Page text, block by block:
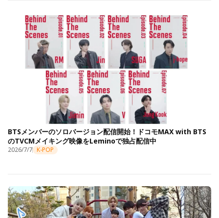
BTSメンバーのソロバージョン配信開始！ドコモMAX with BTS
のTVCMメイキング映像をLeminoで独占配信中
2026/7/7 K-POP